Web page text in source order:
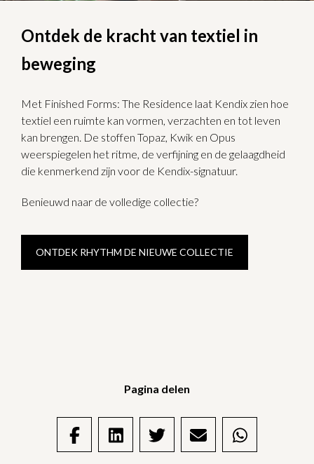
Ontdek de kracht van textiel in
beweging
Met Finished Forms: The Residence laat Kendix zien hoe
textiel een ruimte kan vormen, verzachten en tot leven
kan brengen. De stoffen Topaz, Kwik en Opus
weerspiegelen het ritme, de verfijning en de gelaagdheid
die kenmerkend zijn voor de Kendix-signatuur.
Benieuwd naar de volledige collectie?
ONTDEK RHYTHM DE NIEUWE COLLECTIE
Pagina delen